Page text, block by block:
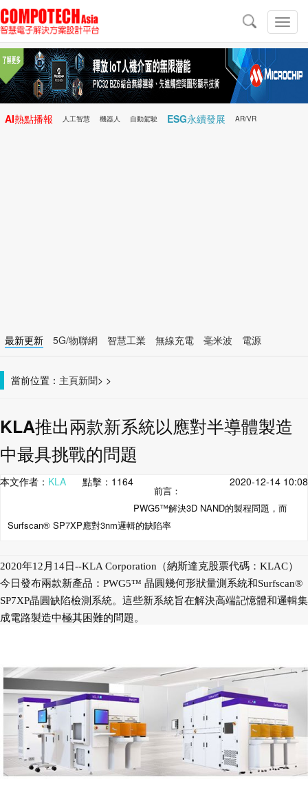
切
換
導
導
航
AI熱點播報 人工智慧 機器人 自動駕駛 ESG永續發展 AR/VR
最新更新 5G/物聯網 智慧工業 無線充電 毫米波
電源
當前位置： 主頁 >
新聞 >
KLA推出兩款新系統以應對半導體製造
中最具挑戰的問題
本文作者： KLA 點擊： 1164 2020-12-14 10:08
前言：
PWG5™解決3D NAND的製程問題，而
Surfscan® SP7XP應對3nm邏輯的缺陷率
2020年12月14日--KLA Corporation（納斯達克股票代碼：KLAC）
今日發布兩款新產品：PWG5™ 晶圓幾何形狀量測系統和Surfscan®
SP7XP晶圓缺陷檢測系統。這些新系統旨在解決高端記憶體和邏輯集
成電路製造中極其困難的問題。